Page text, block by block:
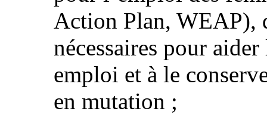
Action Plan, WEAP),
nécessaires pour
emploi et à le
en mutation ;